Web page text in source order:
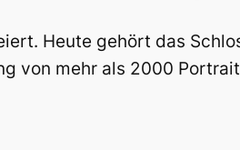
Heute gehört das
von mehr als 2000